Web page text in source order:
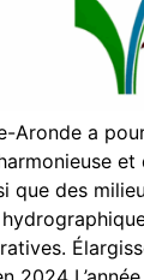
Aronde a
et
que des